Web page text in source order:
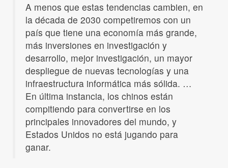
A menos que estas tendencias cambien, en
la década de 2030 competiremos con un
país que tiene una economía más grande,
más inversiones en investigación y
desarrollo, mejor investigación, un mayor
despliegue de nuevas tecnologías y una
infraestructura informática más sólida. …
En última instancia, los chinos están
compitiendo para convertirse en los
principales innovadores del mundo, y
Estados Unidos no está jugando para
ganar.